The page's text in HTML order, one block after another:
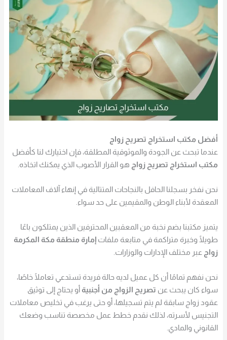
أفضل مكتب استخراج تصريح زواج
عندما تبحث عن الجودة والموثوقية المطلقة، فإن اختيارك لنا كأفضل
مكتب استخراج تصريح زواج هو القرار الأصوب الذي يمكنك اتخاذه.
نحن نفخر بسجلنا الحافل بالنجاحات المتتالية في إنهاء آلاف المعاملات
المعقدة لأبناء الوطن والمقيمين على حد سواء.
يتميز مكتبنا بضم نخبة من المعقبين المحترفين الذين يمتلكون باعًا
طويلًا وخبرة متراكمة في متابعة ملفاتإمارة منطقة مكة المكرمة
زواج عبر مختلف الإدارات والوزارات.
نحن نفهم تمامًا أن كل عميل لديه حالة فريدة تستدعي تعاملًا خاصًا،
سواء كان يبحث عن تصريح الزواج من أجنبية أو يحتاج إلى توثيق
عقود زواج سابقة لم يتم تسجيلها، أو حتى يرغب في تخليص معاملات
التجنيس لأسرته، لذلك نقدم خطط عمل مخصصة تناسب وضعك
القانوني والمادي.